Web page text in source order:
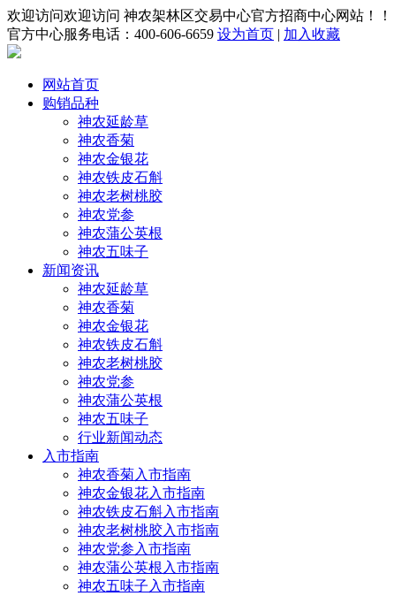
欢迎访问欢迎访问 神农架林区交易中心官方招商中心网站！
官方中心服务电话：400-606-6659 设为首页 | 加入收藏
网站首页
购销品种
神农延龄草
神农香菊
神农金银花
神农铁皮石斛
神农老树桃胶
神农党参
神农蒲公英根
神农五味子
新闻资讯
神农延龄草
神农香菊
神农金银花
神农铁皮石斛
神农老树桃胶
神农党参
神农蒲公英根
神农五味子
行业新闻动态
入市指南
神农香菊入市指南
神农金银花入市指南
神农铁皮石斛入市指南
神农老树桃胶入市指南
神农党参入市指南
神农蒲公英根入市指南
神农五味子入市指南